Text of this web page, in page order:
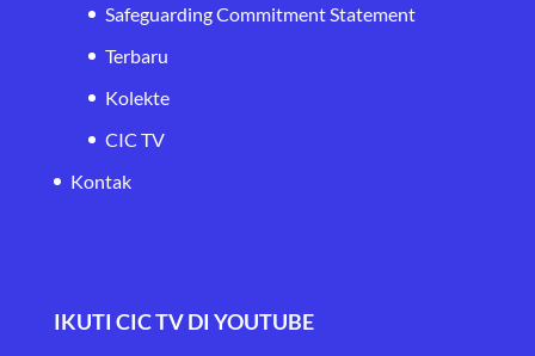
Safeguarding Commitment Statement
Terbaru
Kolekte
CIC TV
Kontak
IKUTI CIC TV DI YOUTUBE